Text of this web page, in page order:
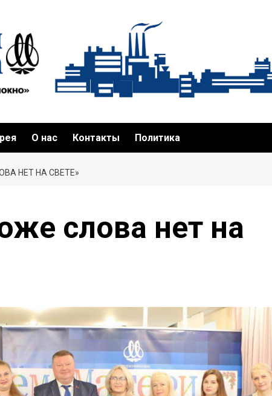
О нас Контакты Политика
НЕТ НА СВЕТЕ»
слова нет на